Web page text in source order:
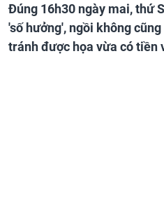
Đúng 16h30 ngày mai, thứ
'số hưởng', ngồi không
tránh được họa vừa có tiền